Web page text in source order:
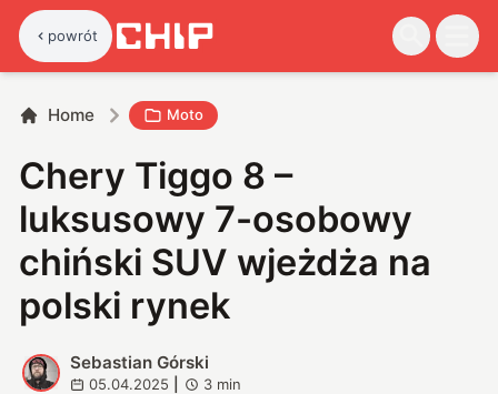
powrót
Home Moto
Chery Tiggo 8 –
luksusowy 7-osobowy
chiński SUV wjeżdża na
polski rynek
S
Sebastian Górski
05.04.2025 3 min